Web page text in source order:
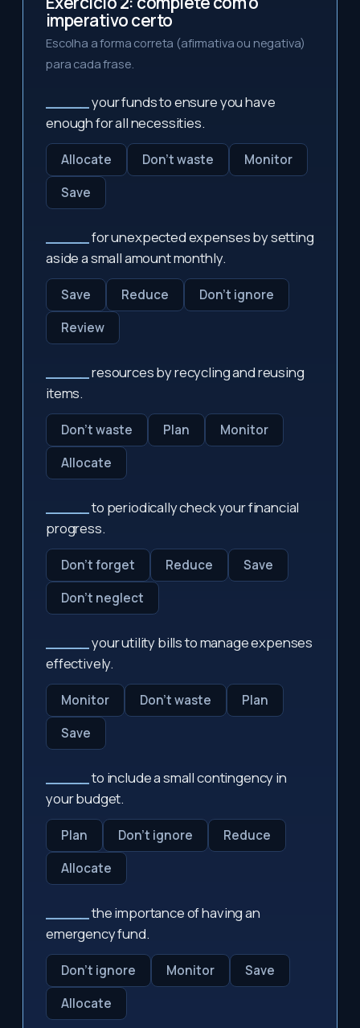
imperativo certo
Escolha a forma correta (afirmativa ou negativa)
para cada frase.
your funds to ensure you have
enough for all necessities.
Allocate Don't waste
Monitor
Save
for unexpected expenses by setting
aside a small amount monthly.
Save Reduce
Don't ignore
Review
resources by recycling and reusing
items.
Don't waste Plan
Monitor
Allocate
to periodically check your financial
progress.
Don't forget Reduce
Save
Don't neglect
your utility bills to manage expenses
effectively.
Monitor Don't waste
Plan
Save
to include a small contingency in
your budget.
Plan Don't ignore
Reduce
Allocate
the importance of having an
emergency fund.
Don't ignore Monitor
Save
Allocate